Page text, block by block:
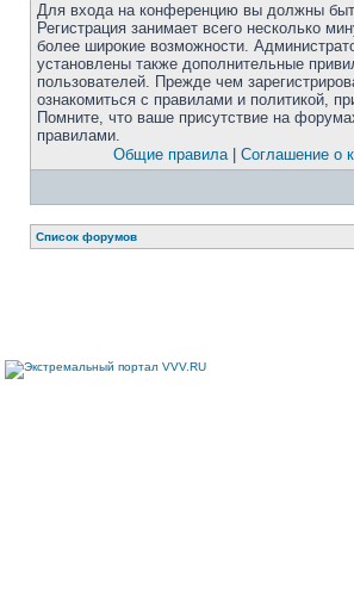
Для входа на конференцию вы должны
Регистрация занимает всего несколько
более широкие возможности.
установлены также дополнительные
пользователей. Прежде чем
ознакомиться с правилами и политикой,
Помните, что ваше присутствие на
правилами.
Общие правила| Соглашение о
Список форумов